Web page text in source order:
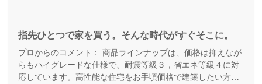
指先ひとつで家を買う。そんな時代がすぐそこに。
プロからのコメント： 商品ラインナップは、価格は抑えなが
らもハイグレードな仕様で、耐震等級３，省エネ等級４に対
応しています。高性能な住宅をお手頃価格で建築したい方は